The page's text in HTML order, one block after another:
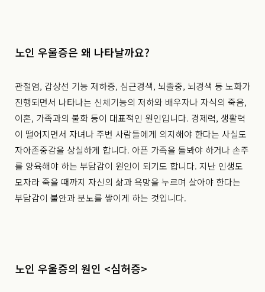
노인 우울증은 왜 나타날까요?
관절염, 갑상선 기능 저하증, 심근경색, 뇌졸중, 뇌경색 등 노화가
진행되면서 나타나는 신체기능의 저하와 배우자나 자식의 죽음,
이혼, 가족과의 불화 등이 대표적인 원인입니다. 경제력, 생활력
이 떨어지면서 자녀나 주변 사람들에게 의지해야 한다는 사실도
자아존중감을 상실하게 합니다. 아픈 가족을 돌봐야 하거나 손주
를 양육해야 하는 부담감이 원인이 되기도 합니다. 지난 인생도
모자라 죽을 때까지 자신의 삶과 욕망을 누르며 살아야 한다는
부담감이 불안과 분노를 쌓이게 하는 것입니다.
노인 우울증의 원인 <심허증>